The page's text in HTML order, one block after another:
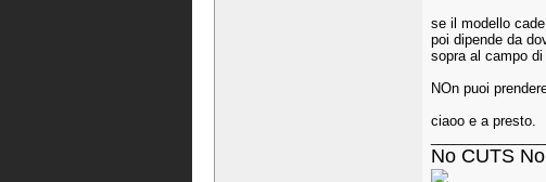
se il modello
poi dipende da
sopra al campo
NOn puoi
ciaoo e a presto.
No CUTS